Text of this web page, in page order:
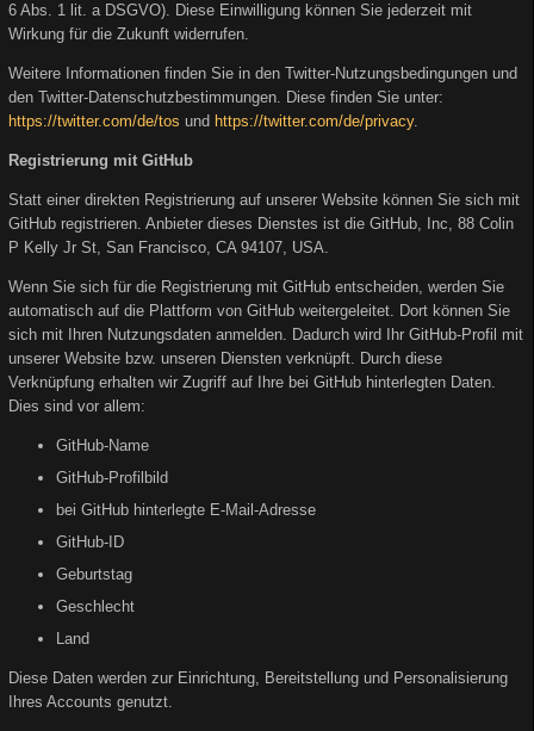
6 Abs. 1 lit. a DSGVO). Diese Einwilligung können Sie jederzeit mit
Wirkung für die Zukunft widerrufen.
Weitere Informationen finden Sie in den Twitter-Nutzungsbedingungen und
den Twitter-Datenschutzbestimmungen. Diese finden Sie unter:
https://twitter.com/de/tos und https://twitter.com/de/privacy.
Registrierung mit GitHub
Statt einer direkten Registrierung auf unserer Website können Sie sich mit
GitHub registrieren. Anbieter dieses Dienstes ist die GitHub, Inc, 88 Colin
P Kelly Jr St, San Francisco, CA 94107, USA.
Wenn Sie sich für die Registrierung mit GitHub entscheiden, werden Sie
automatisch auf die Plattform von GitHub weitergeleitet. Dort können Sie
sich mit Ihren Nutzungsdaten anmelden. Dadurch wird Ihr GitHub-Profil mit
unserer Website bzw. unseren Diensten verknüpft. Durch diese
Verknüpfung erhalten wir Zugriff auf Ihre bei GitHub hinterlegten Daten.
Dies sind vor allem:
GitHub-Name
GitHub-Profilbild
bei GitHub hinterlegte E-Mail-Adresse
GitHub-ID
Geburtstag
Geschlecht
Land
Diese Daten werden zur Einrichtung, Bereitstellung und Personalisierung
Ihres Accounts genutzt.